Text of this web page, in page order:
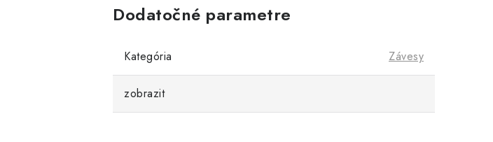
Dodatočné parametre
Kategória Závesy
zobrazit